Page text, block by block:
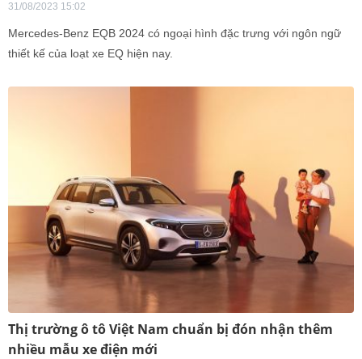
31/08/2023 15:02
Mercedes-Benz EQB 2024 có ngoại hình đặc trưng với ngôn ngữ
thiết kế của loạt xe EQ hiện nay.
Thị trường ô tô Việt Nam chuẩn bị đón nhận thêm
nhiều mẫu xe điện mới